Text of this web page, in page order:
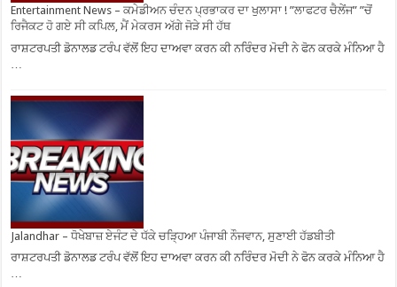
Entertainment News – ਕਮੇਡੀਅਨ ਚੰਦਨ ਪ੍ਰਭਾਕਰ ਦਾ ਖੁਲਾਸਾ ! ”ਲਾਫਟਰ ਚੈਲੇਂਜ” ”ਚੋਂ
ਰਿਜੈਕਟ ਹੋ ਗਏ ਸੀ ਕਪਿਲ, ਮੈਂ ਮੇਕਰਸ ਅੱਗੇ ਜੋੜੇ ਸੀ ਹੱਥ
ਰਾਸ਼ਟਰਪਤੀ ਡੋਨਾਲਡ ਟਰੰਪ ਵੱਲੋਂ ਇਹ ਦਾਅਵਾ ਕਰਨ ਕੀ ਨਰਿੰਦਰ ਮੋਦੀ ਨੇ ਫੋਨ ਕਰਕੇ ਮੰਨਿਆ ਹੈ
Jalandhar – ਧੋਖੇਬਾਜ਼ ਏਜੰਟ ਦੇ ਧੱਕੇ ਚੜ੍ਹਿਆ ਪੰਜਾਬੀ ਨੌਜਵਾਨ, ਸੁਣਾਈ ਹੱਡਬੀਤੀ
ਰਾਸ਼ਟਰਪਤੀ ਡੋਨਾਲਡ ਟਰੰਪ ਵੱਲੋਂ ਇਹ ਦਾਅਵਾ ਕਰਨ ਕੀ ਨਰਿੰਦਰ ਮੋਦੀ ਨੇ ਫੋਨ ਕਰਕੇ ਮੰਨਿਆ ਹੈ
…